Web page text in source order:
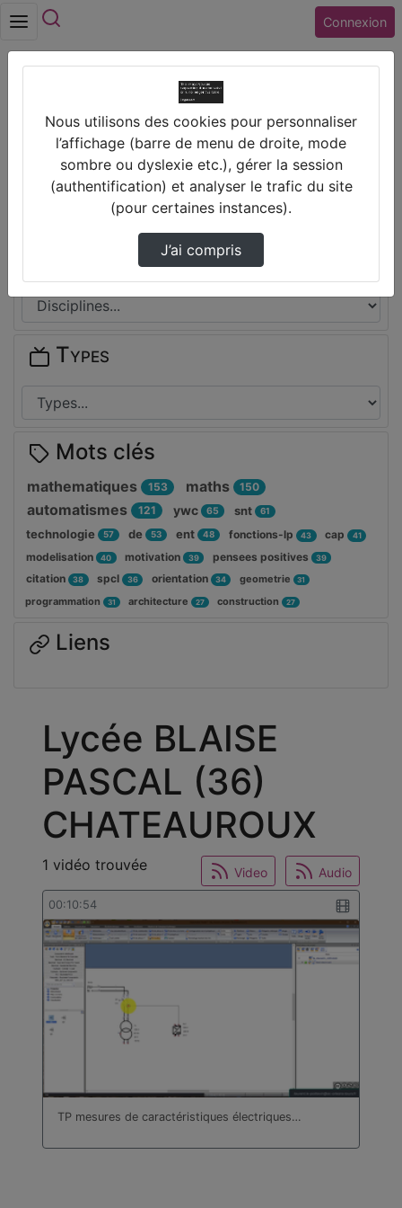
Connexion
Lycée BLAISE PASCAL (36) CHATEAUROUX
Lycée BLAISE
PASCAL (36)
CHATEAUROUX
Video Audio
1 vidéo trouvée
00:10:54
TP mesures de caractéristiques électriques…
Thèmes de Lycée BLAISE PASCAL
(36) CHATEAUROUX
Disciplines
Types
Mots clés
mathematiques 153 maths 150
automatismes 121 ywc 65 snt 61
technologie 57 de 53 ent 48 fonctions-lp 43 cap 41
modelisation 40 motivation 39 pensees positives 39
citation 38 spcl 36 orientation 34 geometrie 31
programmation 31 architecture 27 construction 27
Liens
Nous utilisons des cookies pour personnaliser
l’affichage (barre de menu de droite, mode
sombre ou dyslexie etc.), gérer la session
(authentification) et analyser le trafic du site
(pour certaines instances).
J’ai compris